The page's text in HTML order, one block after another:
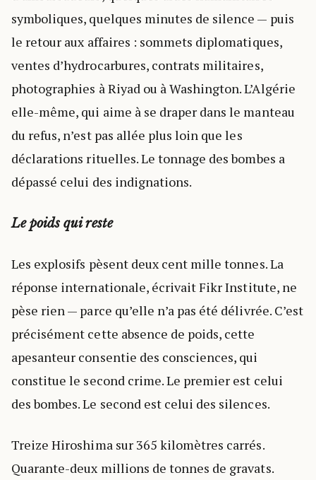
symboliques, quelques minutes de silence — puis
le retour aux affaires : sommets diplomatiques,
ventes d’hydrocarbures, contrats militaires,
photographies à Riyad ou à Washington. L’Algérie
elle-même, qui aime à se draper dans le manteau
du refus, n’est pas allée plus loin que les
déclarations rituelles. Le tonnage des bombes a
dépassé celui des indignations.
Le poids qui reste
Les explosifs pèsent deux cent mille tonnes. La
réponse internationale, écrivait Fikr Institute, ne
pèse rien — parce qu’elle n’a pas été délivrée. C’est
précisément cette absence de poids, cette
apesanteur consentie des consciences, qui
constitue le second crime. Le premier est celui
des bombes. Le second est celui des silences.
Treize Hiroshima sur 365 kilomètres carrés.
Quarante-deux millions de tonnes de gravats.